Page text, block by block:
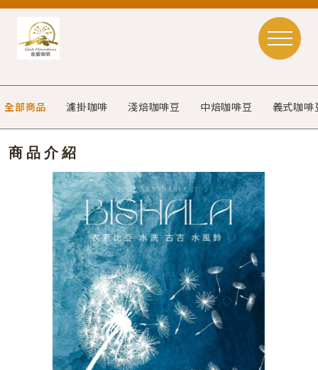
全部商品 濾掛咖啡 淺焙咖啡豆 中焙咖啡豆 義式咖啡
商品介紹